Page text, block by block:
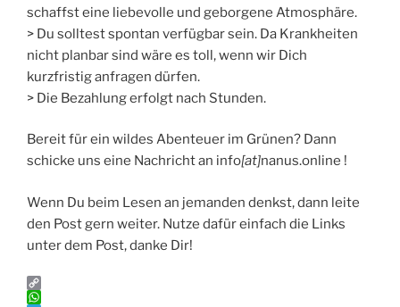
schaffst eine liebevolle und geborgene Atmosphäre.
> Du solltest spontan verfügbar sein. Da Krankheiten
nicht planbar sind wäre es toll, wenn wir Dich
kurzfristig anfragen dürfen.
> Die Bezahlung erfolgt nach Stunden.
Bereit für ein wildes Abenteuer im Grünen? Dann
schicke uns eine Nachricht an info[at]nanus.online !
Wenn Du beim Lesen an jemanden denkst, dann leite
den Post gern weiter. Nutze dafür einfach die Links
unter dem Post, danke Dir!
C